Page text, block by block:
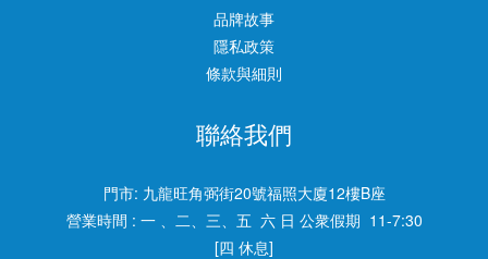
品牌故事
隱私政策
條款與細則
聯絡我們
門市: 九龍旺角弼街20號福照大廈12樓B座
營業時間 : 一 、二、三、五 六 日 公衆假期 11-7:30
[四 休息]